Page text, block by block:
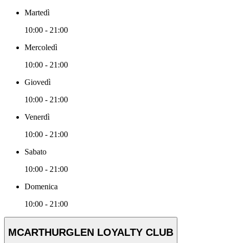
Martedì
10:00 - 21:00
Mercoledì
10:00 - 21:00
Giovedì
10:00 - 21:00
Venerdì
10:00 - 21:00
Sabato
10:00 - 21:00
Domenica
10:00 - 21:00
MCARTHURGLEN LOYALTY CLUB